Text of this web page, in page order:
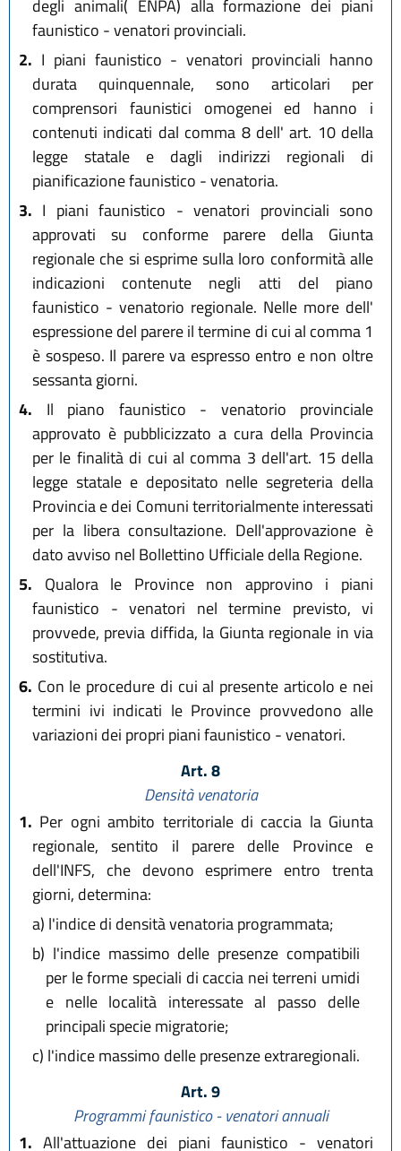
degli animali( ENPA) alla formazione dei piani
faunistico - venatori provinciali.
2. I piani faunistico - venatori provinciali hanno
durata quinquennale, sono articolari per
comprensori faunistici omogenei ed hanno i
contenuti indicati dal comma 8 dell' art. 10 della
legge statale e dagli indirizzi regionali di
pianificazione faunistico - venatoria.
3. I piani faunistico - venatori provinciali sono
approvati su conforme parere della Giunta
regionale che si esprime sulla loro conformità alle
indicazioni contenute negli atti del piano
faunistico - venatorio regionale. Nelle more dell'
espressione del parere il termine di cui al comma 1
è sospeso. Il parere va espresso entro e non oltre
sessanta giorni.
4. Il piano faunistico - venatorio provinciale
approvato è pubblicizzato a cura della Provincia
per le finalità di cui al comma 3 dell'art. 15 della
legge statale e depositato nelle segreteria della
Provincia e dei Comuni territorialmente interessati
per la libera consultazione. Dell'approvazione è
dato avviso nel Bollettino Ufficiale della Regione.
5. Qualora le Province non approvino i piani
faunistico - venatori nel termine previsto, vi
provvede, previa diffida, la Giunta regionale in via
sostitutiva.
6. Con le procedure di cui al presente articolo e nei
termini ivi indicati le Province provvedono alle
variazioni dei propri piani faunistico - venatori.
Art. 8
Densità venatoria
1. Per ogni ambito territoriale di caccia la Giunta
regionale, sentito il parere delle Province e
dell'INFS, che devono esprimere entro trenta
giorni, determina:
a) l'indice di densità venatoria programmata;
b) l'indice massimo delle presenze compatibili
per le forme speciali di caccia nei terreni umidi
e nelle località interessate al passo delle
principali specie migratorie;
c) l'indice massimo delle presenze extraregionali.
Art. 9
Programmi faunistico - venatori annuali
1. All'attuazione dei piani faunistico - venatori